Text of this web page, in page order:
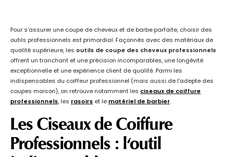
Pour s'assurer une coupe de cheveux et de barbe parfaite, choisir des
outils professionnels est primordial. Façonnés avec des matériaux de
qualité supérieure, les outils de coupe des cheveux professionnels
offrent un tranchant et une précision incomparables, une longévité
exceptionnelle et une expérience client de qualité. Parmi les
indispensables du coiffeur professionnel (mais aussi de l'adepte des
coupes maison), on retrouve notamment les ciseaux de coiffure
professionnels, les rasoirs et le matériel de barbier.
Les Ciseaux de Coiffure
Professionnels : l'outil